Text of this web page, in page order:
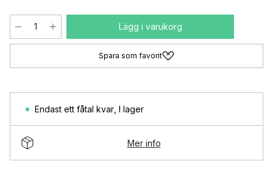
Lägg i varukorg
Spara som favorit
Endast ett fåtal kvar I lager
Mer info